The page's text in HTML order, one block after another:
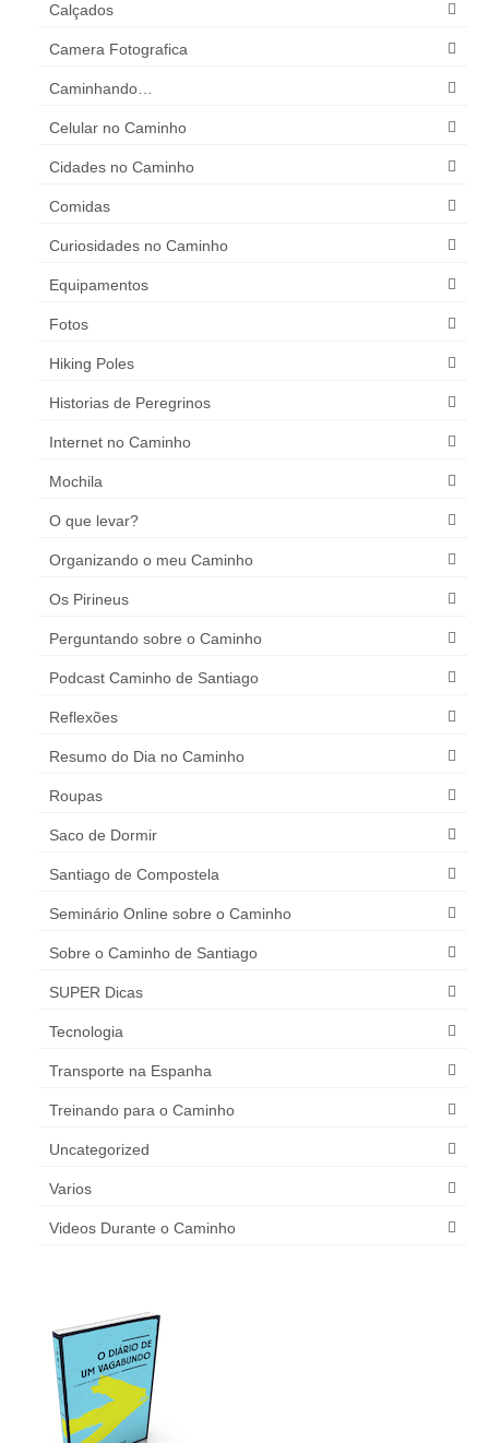
Calçados
Camera Fotografica
Caminhando…
Celular no Caminho
Cidades no Caminho
Comidas
Curiosidades no Caminho
Equipamentos
Fotos
Hiking Poles
Historias de Peregrinos
Internet no Caminho
Mochila
O que levar?
Organizando o meu Caminho
Os Pirineus
Perguntando sobre o Caminho
Podcast Caminho de Santiago
Reflexões
Resumo do Dia no Caminho
Roupas
Saco de Dormir
Santiago de Compostela
Seminário Online sobre o Caminho
Sobre o Caminho de Santiago
SUPER Dicas
Tecnologia
Transporte na Espanha
Treinando para o Caminho
Uncategorized
Varios
Videos Durante o Caminho